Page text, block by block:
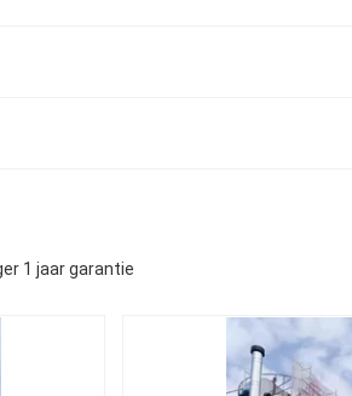
1 jaar garantie